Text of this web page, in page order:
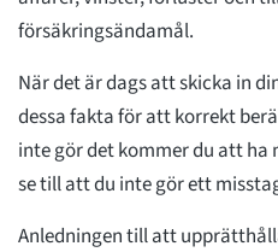
försäkringsändamål.
När det är dags att skicka in
dessa fakta för att korrekt
inte gör det kommer du att ha
se till att du inte gör ett
Anledningen till att